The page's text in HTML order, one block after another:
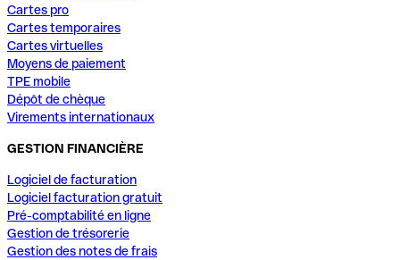
Cartes pro
Cartes temporaires
Cartes virtuelles
Moyens de paiement
TPE mobile
Dépôt de chèque
Virements internationaux
GESTION FINANCIÈRE
Logiciel de facturation
Logiciel facturation gratuit
Pré-comptabilité en ligne
Gestion de trésorerie
Gestion des notes de frais